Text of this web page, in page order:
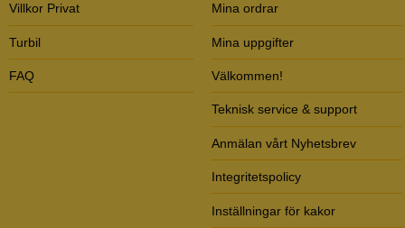
Villkor Privat
Turbil
FAQ
Mina ordrar
Mina uppgifter
Välkommen!
Teknisk service & support
Anmälan vårt Nyhetsbrev
Integritetspolicy
Inställningar för kakor